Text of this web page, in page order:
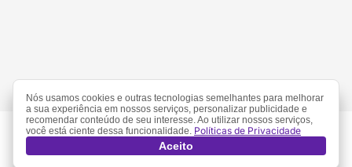
Nós usamos cookies e outras tecnologias semelhantes para melhorar
a sua experiência em nossos serviços, personalizar publicidade e
recomendar conteúdo de seu interesse. Ao utilizar nossos serviços,
você está ciente dessa funcionalidade. Políticas de Privacidade
Aceito